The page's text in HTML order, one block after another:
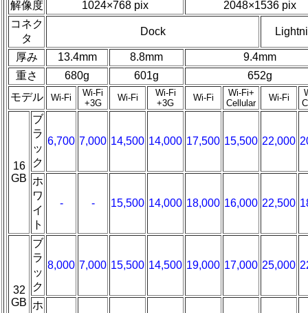
解像度
1024×768 pix
2048×1536 pix
コネク
タ
Dock
厚み 13.4mm 8.8mm
9.4mm
重さ
680g 601g
652g
モデル
Wi-Fi
Wi-Fi
+3G
Wi-Fi
Wi-Fi
+3G
Wi-Fi
Wi-Fi+
Cellular
Wi-Fi
16
GB
ブ
ラ
ッ
ク
6,700 7,000 14,500 14,000 17,500 15,500 22,000
ホ
ワ
イ
ト
- - 15,500 14,000 18,000 16,000 22,500
32
GB
ブ
ラ
ッ
ク
8,000 7,000 15,500 14,500 19,000 17,000 25,000
ホ